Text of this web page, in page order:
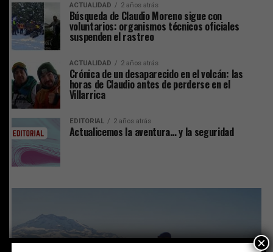
ACTUALIDAD 2 años atrás
Búsqueda de Claudio Moreno sigue con
voluntarios: organismos técnicos oficiales
suspenden el rastreo
ACTUALIDAD 2 años atrás
Crónica de un desaparecido en el volcán: las
horas de Claudio antes de perderse en el
Villarrica
EDITORIAL 2 años atrás
Actualicemos la aventura… y la seguridad
×